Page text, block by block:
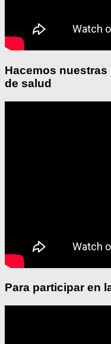
Hacemos
de salud
Para participar en